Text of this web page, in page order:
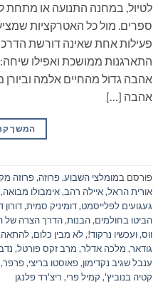
לטיול, במחנה התנועה או מתחת
ספרים. מול כל האטרקציות
פעילות אחת שאינה דורשת
התארגנות ממושכת ואפילו
אהבה גדול מהחיים אלמה
אהבה […]
המשך
פורסם במומלצי השבוע,פרוזה,פרוזה
אורית הראל,איילה רהב,אימבולו מבואה,
געגועים לפלייסמט,דומיניק סמית,דורון
הביטו בחולמים,הבנות,הדרך הצרה של
ווס,ועכשיו נרקוד!,לא מבין כלום,
גודאר, מלכה אדלר, מרב זקס פורטל,
ענבל שגיב נקדימון,פאוסטו בריצי,פרפר,
קטיה בנוביץ', קמיל פרי, ריצ'רד פלנגן